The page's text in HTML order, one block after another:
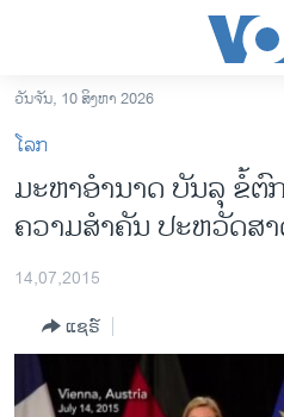
ເຂົ້າ
ຫາ
ຂ້າມ
ຂ້າມ
ຫາ
ອາເມຣິກາ
ຂ່າວ​ຈີນ
ໂລກ
ເອເຊຍ
ວັນຈັນ, 10 ສິງຫາ 2026
ໂລກ
ມະຫາອຳນາດ ບັນລຸ ຂໍ້ຕົ
ຄວາມສຳຄັນ ປະຫວັດສ
14,07,2015
ແຊຣ໌